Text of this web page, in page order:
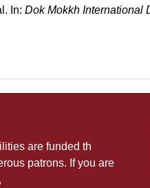
In: Dok Mokkh International
are funded th
patrons. If you are